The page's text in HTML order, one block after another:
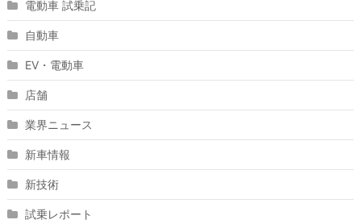
電動車 試乗記
自動車
EV・電動車
店舗
業界ニュース
新車情報
新技術
試乗レポート